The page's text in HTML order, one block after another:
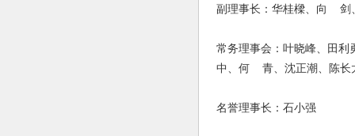
副理事长：华桂樑、向
常务理事会：叶晓峰、
中、何 青、沈正潮、陈长
名誉理事长：石小强